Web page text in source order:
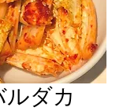
ルダカ